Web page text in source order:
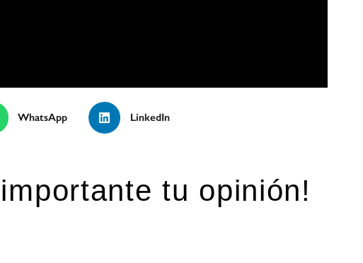
WhatsApp LinkedIn
tu opinión!